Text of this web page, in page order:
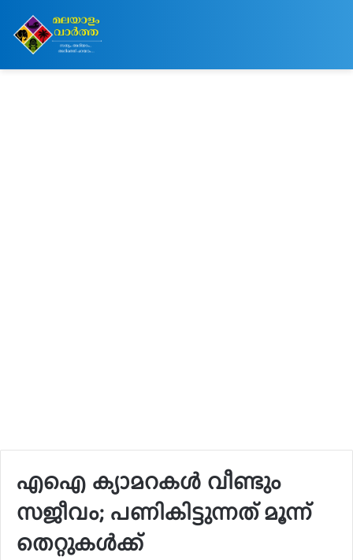
എഐ ക്യാമറകള്‍ വീണ്ടും
സജീവം; പണികിട്ടുന്നത് മൂന്ന്
തെറ്റുകള്‍ക്ക്